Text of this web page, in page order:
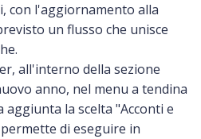
con l'aggiornamento alla
un flusso che unisce
all'interno della sezione
anno, nel menu a tendina
la scelta "Acconti e
di eseguire in